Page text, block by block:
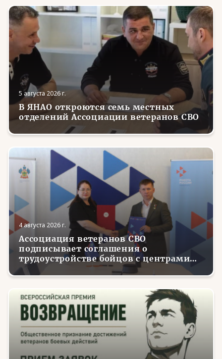
5 августа 2026 г.
В ЯНАО откроются семь местных
отделений Ассоциации ветеранов СВО
4 августа 2026 г.
Ассоциация ветеранов СВО
подписывает соглашения о
трудоустройстве бойцов с центрами
занятости в регионах России